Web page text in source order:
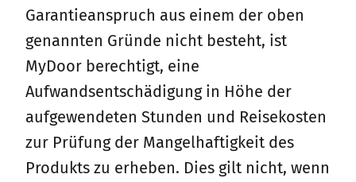
Garantieanspruch aus einem der oben
genannten Gründe nicht besteht, ist
MyDoor berechtigt, eine
Aufwandsentschädigung in Höhe der
aufgewendeten Stunden und Reisekosten
zur Prüfung der Mangelhaftigkeit des
Produkts zu erheben. Dies gilt nicht, wenn